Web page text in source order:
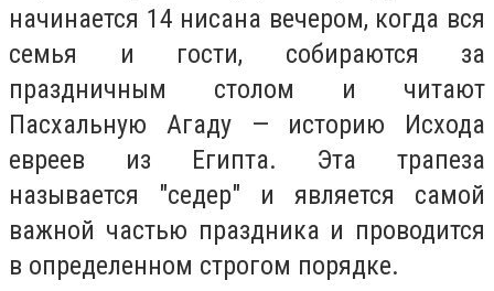
начинается 14 нисана вечером, когда вся
семья и гости, собираются за
праздничным столом и читают
Пасхальную Агаду — историю Исхода
евреев из Египта. Эта трапеза
называется "седер" и является самой
важной частью праздника и проводится
в определенном строгом порядке.